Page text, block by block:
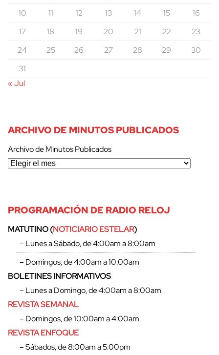
10
11 12 13 14 15
16
17
18 19 20 21 22
23
24
25 26 27 28 29
30
31
« Jul
ARCHIVO DE MINUTOS PUBLICADOS
Archivo de Minutos Publicados
PROGRAMACIÓN DE RADIO RELOJ
MATUTINO (NOTICIARIO ESTELAR)
– Lunes a Sábado, de 4:00am a 8:00am
– Domingos, de 4:00am a 10:00am
BOLETINES INFORMATIVOS
– Lunes a Domingo, de 4:00am a 8:00am
REVISTA SEMANAL
– Domingos, de 10:00am a 4:00am
REVISTA ENFOQUE
– Sábados, de 8:00am a 5:00pm